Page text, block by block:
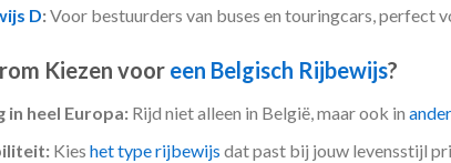
D:Voor bestuurders van buses en touringcars, perfect
Kiezen voor een Belgisch Rijbewijs?
in heel Europa: Rijd niet alleen in België, maar ook in
Kies het type rijbewijs dat past bij jouw levensstijl